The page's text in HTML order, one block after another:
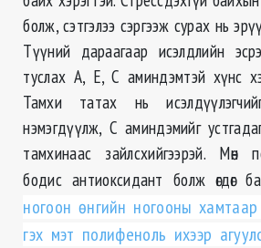
болж, сэтгэлээ сэргээж сурах нь
Түүний дараагаар исэлдлийн
туслах А, Е, С аминдэмтэй хүнс
Тамхи татах нь
нэмэгдүүлж, С аминдэмийг
тамхинаас зайлсхийгээрэй. Мөн
бодис антиоксидант болж өгдөг
ногоон өнгийн ногооны
гэх мэт полифеноль ихээр